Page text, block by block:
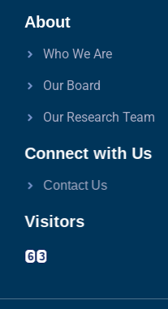
About
Who We Are
Our Board
Our Research Team
Connect with Us
Contact Us
Visitors
6 3